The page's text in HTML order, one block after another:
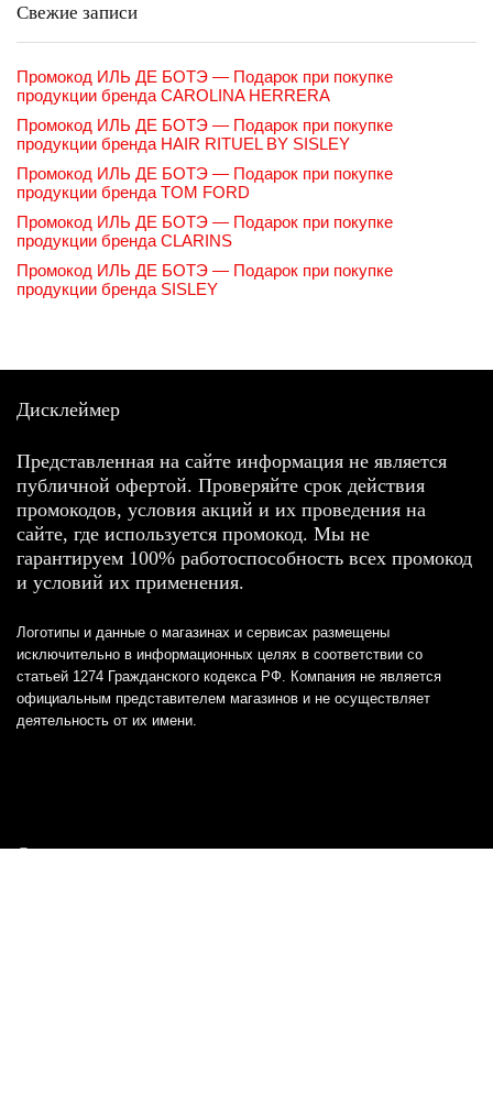
Свежие записи
Промокод ИЛЬ ДЕ БОТЭ — Подарок при покупке
продукции бренда CAROLINA HERRERA
Промокод ИЛЬ ДЕ БОТЭ — Подарок при покупке
продукции бренда HAIR RITUEL BY SISLEY
Промокод ИЛЬ ДЕ БОТЭ — Подарок при покупке
продукции бренда TOM FORD
Промокод ИЛЬ ДЕ БОТЭ — Подарок при покупке
продукции бренда CLARINS
Промокод ИЛЬ ДЕ БОТЭ — Подарок при покупке
продукции бренда SISLEY
Дисклеймер
Представленная на сайте информация не является
публичной офертой. Проверяйте срок действия
промокодов, условия акций и их проведения на
сайте, где используется промокод. Мы не
гарантируем 100% работоспособность всех промокод
и условий их применения.
Логотипы и данные о магазинах и сервисах размещены
исключительно в информационных целях в соответствии со
статьей 1274 Гражданского кодекса РФ. Компания не является
официальным представителем магазинов и не осуществляет
деятельность от их имени.
Отказ от ответственности